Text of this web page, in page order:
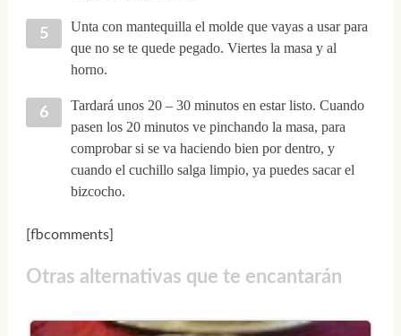
Unta con mantequilla el molde que vayas a usar para
que no se te quede pegado. Viertes la masa y al
horno.
Tardará unos 20 – 30 minutos en estar listo. Cuando
pasen los 20 minutos ve pinchando la masa, para
comprobar si se va haciendo bien por dentro, y
cuando el cuchillo salga limpio, ya puedes sacar el
bizcocho.
[fbcomments]
Otras alternativas que te encantarán